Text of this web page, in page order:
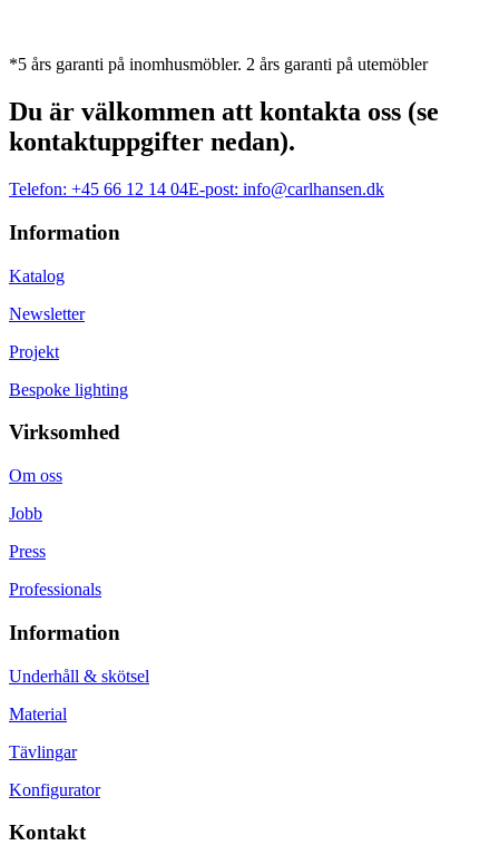
*5 års garanti på inomhusmöbler. 2 års garanti på utemöbler
Du är välkommen att kontakta oss (se
kontaktuppgifter nedan).
Telefon: +45 66 12 14 04E-post: info@carlhansen.dk
Information
Katalog
Newsletter
Projekt
Bespoke lighting
Virksomhed
Om oss
Jobb
Press
Professionals
Information
Underhåll & skötsel
Material
Tävlingar
Konfigurator
Kontakt